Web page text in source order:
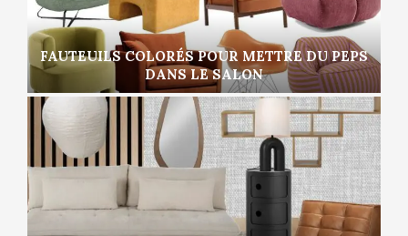
FAUTEUILS COLORÉS POUR METTRE DU PEPS
DANS LE SALON